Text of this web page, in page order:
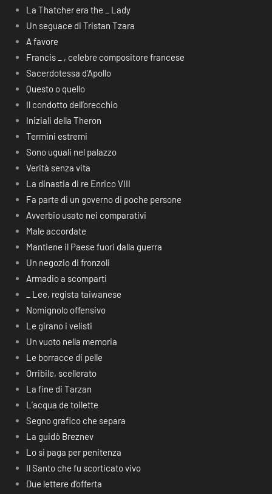
La Thatcher era the _ Lady
Un seguace di Tristan Tzara
A favore
Francis _ , celebre compositore francese
Sacerdotessa d’Apollo
Questo o quello
Il condotto dell’orecchio
Iniziali della Theron
Termini estremi
Sono uguali nel palazzo
Verità senza vita
La dinastia di re Enrico VIII
Fa parte di un governo di poche persone
Avverbio usato nei comparativi
Male accordate
Mantiene il Paese fuori dalla guerra
Un negozio di fronzoli
Armadio a scomparti
_ Lee, regista taiwanese
Nomignolo offensivo
Le girano i velisti
Un vuoto nella memoria
Le borracce di pelle
Orribile, scellerato
La fine di Tarzan
L’acqua de toilette
Segno grafico che separa
La guidò Breznev
Lo si paga per penitenza
Il Santo che fu scorticato vivo
Due lettere d’offerta